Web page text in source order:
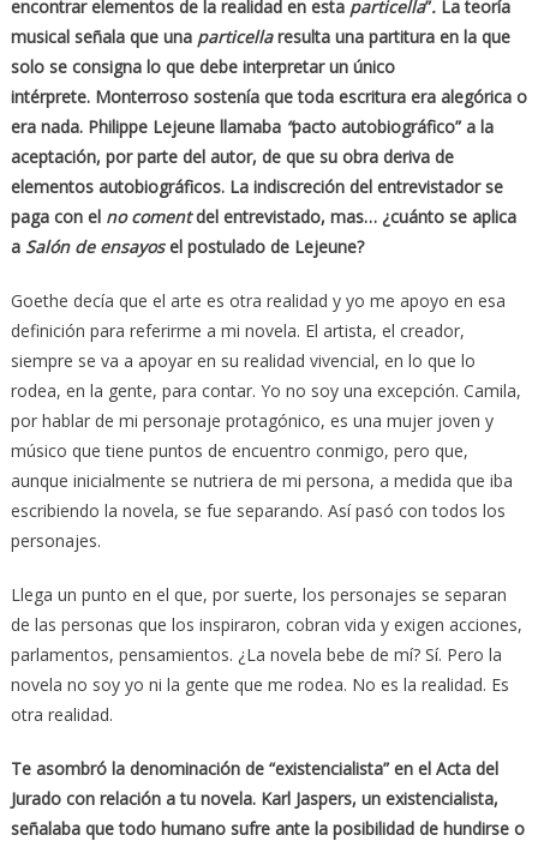
encontrar elementos de la realidad en esta particella”. La teoría
musical señala que una particella resulta una partitura en la que
solo se consigna lo que debe interpretar un único
intérprete. Monterroso sostenía que toda escritura era alegórica o
era nada. Philippe Lejeune llamaba“pacto autobiográfico”a la
aceptación, por parte del autor, de que su obra deriva de
elementos autobiográficos. La indiscreción del entrevistador se
paga con el no comentdel entrevistado, mas… ¿cuánto se aplica
a Salón de ensayosel postulado de Lejeune?
Goethe decía que el arte es otra realidad y yo me apoyo en esa
definición para referirme a mi novela. El artista, el creador,
siempre se va a apoyar en su realidad vivencial, en lo que lo
rodea, en la gente, para contar. Yo no soy una excepción. Camila,
por hablar de mi personaje protagónico, es una mujer joven y
músico que tiene puntos de encuentro conmigo, pero que,
aunque inicialmente se nutriera de mi persona, a medida que iba
escribiendo la novela, se fue separando. Así pasó con todos los
personajes.
Llega un punto en el que, por suerte, los personajes se separan
de las personas que los inspiraron, cobran vida y exigen acciones,
parlamentos, pensamientos. ¿La novela bebe de mí? Sí. Pero la
novela no soy yo ni la gente que me rodea. No es la realidad. Es
otra realidad.
Te asombró la denominación de “existencialista”en el Acta del
Jurado con relación a tu novela. Karl Jaspers, un existencialista,
señalaba que todo humano sufre ante la posibilidad de hundirse o